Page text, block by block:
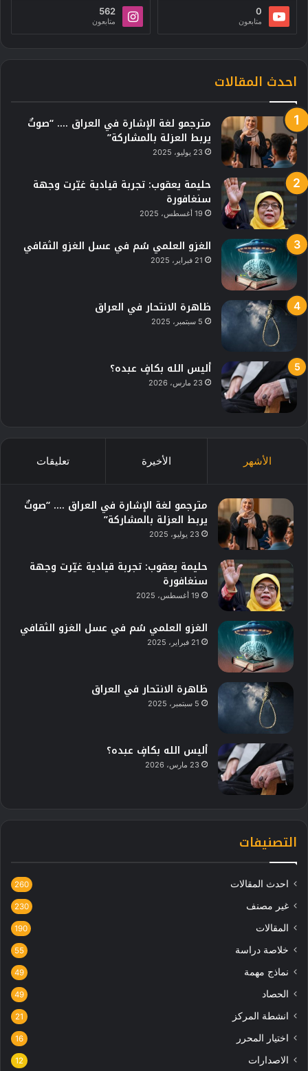
0
متابعون
562
متابعون
احدث المقالات
مترجمو لغة الإشارة في العراق …. “صوتٌ
يربط العزلة بالمشاركة”
23 يوليو، 2025
حليمة يعقوب: تجربة قيادية غيّرت وجهة
سنغافورة
19 أغسطس، 2025
الغزو العلمي سُم في عسل الغزو الثقافي
21 فبراير، 2025
ظاهرة الانتحار في العراق
5 سبتمبر، 2025
أليس الله بكافٍ عبده؟
23 مارس، 2026
الأشهر الأخيرة تعليقات
مترجمو لغة الإشارة في العراق …. “صوتٌ
يربط العزلة بالمشاركة”
23 يوليو، 2025
حليمة يعقوب: تجربة قيادية غيّرت وجهة
سنغافورة
19 أغسطس، 2025
الغزو العلمي سُم في عسل الغزو الثقافي
21 فبراير، 2025
ظاهرة الانتحار في العراق
5 سبتمبر، 2025
أليس الله بكافٍ عبده؟
23 مارس، 2026
التصنيفات
احدث المقالات 260
غير مصنف 230
المقالات 190
خلاصة دراسة 55
نماذج مهمة 49
الحصاد 49
انشطة المركز 21
اختيار المحرر 16
الاصدارات 12